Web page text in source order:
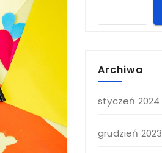
Archiwa
styczeń 2024
grudzień 2023